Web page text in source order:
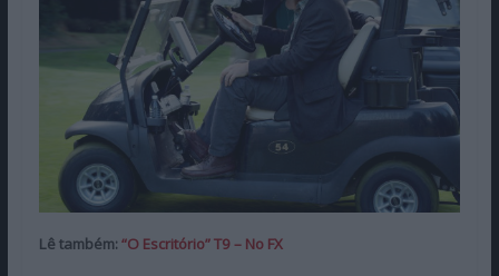
Lê também: “O Escritório” T9 – No FX